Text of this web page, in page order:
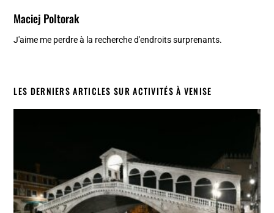
Maciej Poltorak
J'aime me perdre à la recherche d'endroits surprenants.
LES DERNIERS ARTICLES SUR ACTIVITÉS À VENISE